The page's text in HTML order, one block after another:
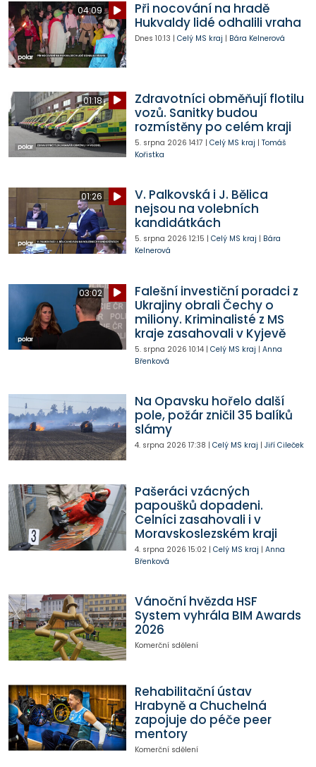
04:09
Při nocování na hradě
Hukvaldy lidé odhalili vraha
Dnes 10:13 | Celý MS kraj | Bára Kelnerová
01:18
Zdravotníci obměňují flotilu
vozů. Sanitky budou
rozmístěny po celém kraji
5. srpna 2026 14:17 | Celý MS kraj | Tomáš
Kořistka
01:26
V. Palkovská i J. Bělica
nejsou na volebních
kandidátkách
5. srpna 2026 12:15 | Celý MS kraj | Bára
Kelnerová
03:02
Falešní investiční poradci z
Ukrajiny obrali Čechy o
miliony. Kriminalisté z MS
kraje zasahovali v Kyjevě
5. srpna 2026 10:14| Celý MS kraj | Anna
Břenková
Na Opavsku hořelo další
pole, požár zničil 35 balíků
slámy
4. srpna 2026 17:38 | Celý MS kraj | Jiří Cileček
Pašeráci vzácných
papoušků dopadeni.
Celníci zasahovali i v
Moravskoslezském kraji
4. srpna 2026 15:02| Celý MS kraj | Anna
Břenková
Vánoční hvězda HSF
System vyhrála BIM Awards
2026
Komerční sdělení
Rehabilitační ústav
Hrabyně a Chuchelná
zapojuje do péče peer
mentory
Komerční sdělení